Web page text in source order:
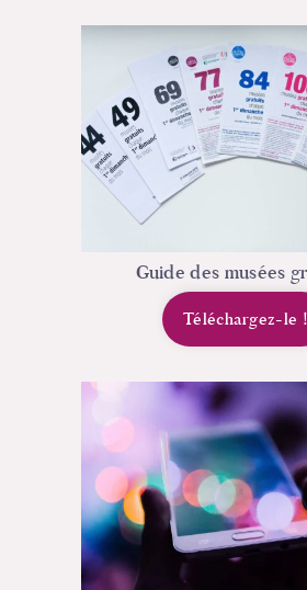
Guide des musées
Téléchargez-le !